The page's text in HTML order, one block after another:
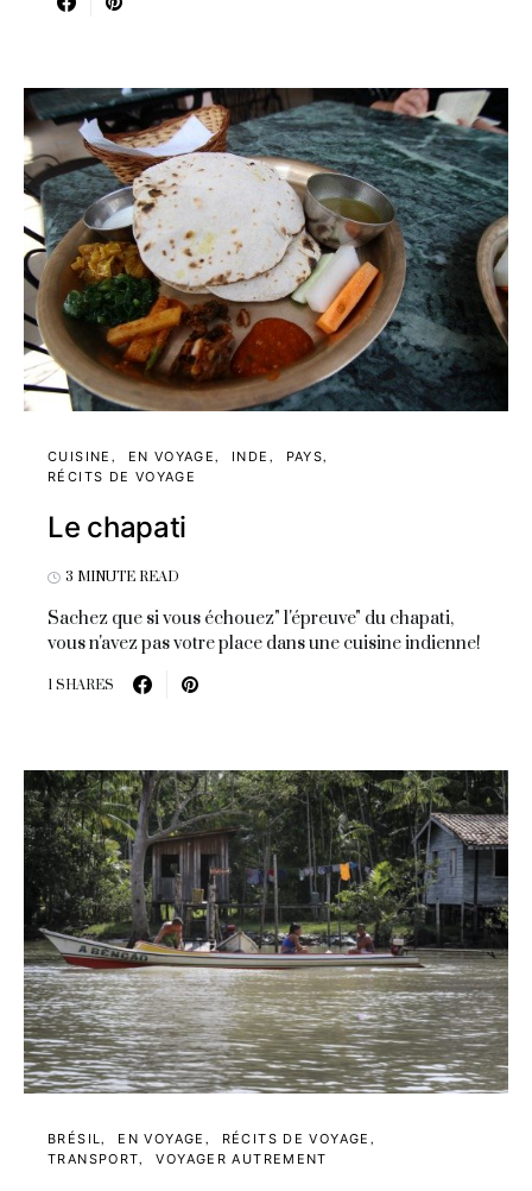
CUISINE EN VOYAGE INDE
PAYS
RÉCITS DE VOYAGE
Le chapati
3 MINUTE READ
Sachez que si vous échouez" l'épreuve" du chapati,
vous n'avez pas votre place dans une cuisine indienne!
1 SHARES
BRÉSIL EN VOYAGE
RÉCITS DE VOYAGE
TRANSPORT
VOYAGER AUTREMENT